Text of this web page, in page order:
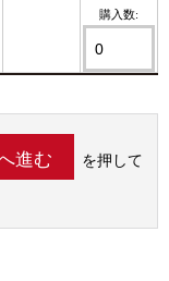
購入数:
を押して